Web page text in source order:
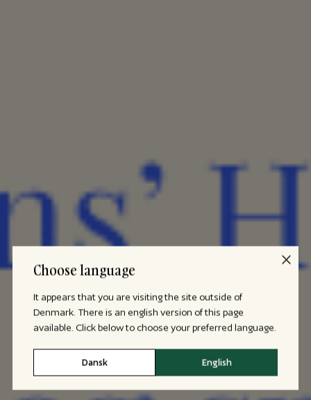
Choose language
It appears that you are visiting the site outside of
Denmark. There is an english version of this page
available. Click below to choose your preferred language.
Dansk English